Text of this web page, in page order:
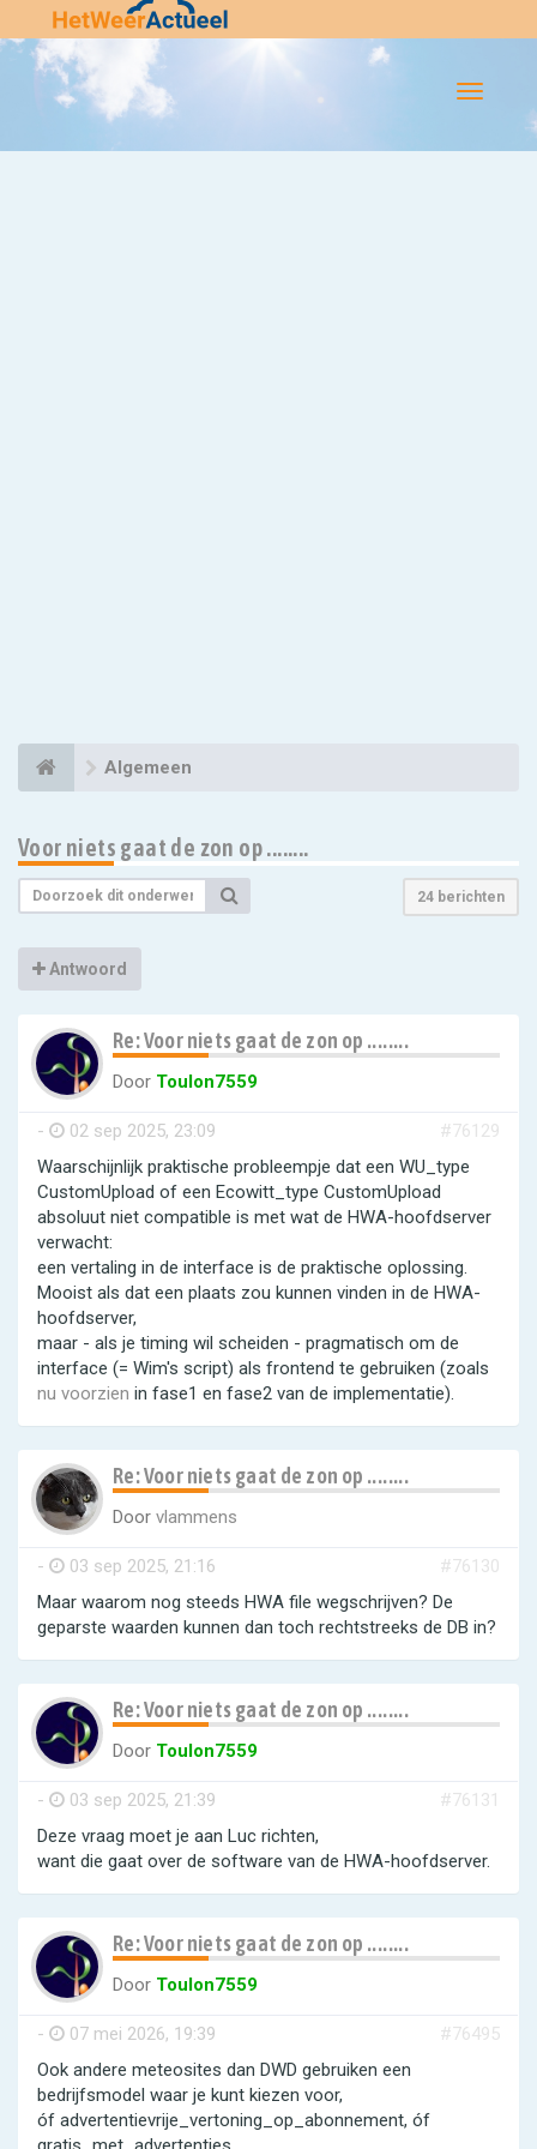
Flip-
Algemeen
Voor niets gaat de zon op ........
24 berichten
Antwoord
Re: Voor niets gaat de zon op ........
Door Toulon7559
- 02 sep 2025, 23:09
#76129
Waarschijnlijk praktische probleempje dat een WU_type
CustomUpload of een Ecowitt_type CustomUpload
absoluut niet compatible is met wat de HWA-hoofdserver
verwacht:
een vertaling in de interface is de praktische oplossing.
Mooist als dat een plaats zou kunnen vinden in de HWA-
hoofdserver,
maar - als je timing wil scheiden - pragmatisch om de
interface (= Wim's script) als frontend te gebruiken (zoals
nu voorzien in fase1 en fase2 van de implementatie).
Re: Voor niets gaat de zon op ........
Door vlammens
- 03 sep 2025, 21:16
#76130
Maar waarom nog steeds HWA file wegschrijven? De
geparste waarden kunnen dan toch rechtstreeks de DB in?
Re: Voor niets gaat de zon op ........
Door Toulon7559
- 03 sep 2025, 21:39
#76131
Deze vraag moet je aan Luc richten,
want die gaat over de software van de HWA-hoofdserver.
Re: Voor niets gaat de zon op ........
Door Toulon7559
- 07 mei 2026, 19:39
#76495
Ook andere meteosites dan DWD gebruiken een
bedrijfsmodel waar je kunt kiezen voor,
óf advertentievrije_vertoning_op_abonnement, óf